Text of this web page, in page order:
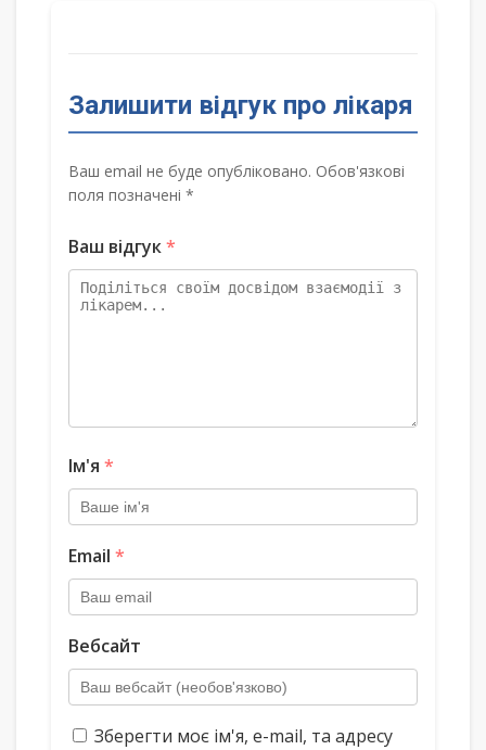
Залишити відгук про лікаря
Ваш email не буде опубліковано. Обов'язкові
поля позначені *
Ваш відгук*
Ім'я *
Email *
Вебсайт
Зберегти моє ім'я, e-mail, та адресу